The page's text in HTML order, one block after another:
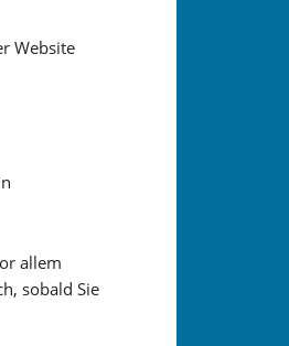
Website
allem
sobald Sie